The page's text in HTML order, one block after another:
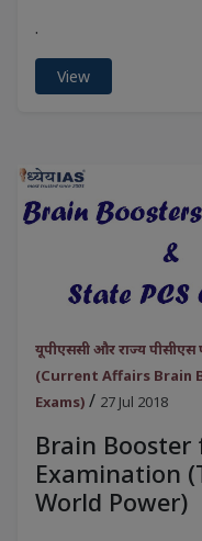
.
View
यूपीएससी और राज्य पीसीएस
(Current Affairs Brain
Exams) / 27 Jul 2018
Brain Booster
Examination
World Power)